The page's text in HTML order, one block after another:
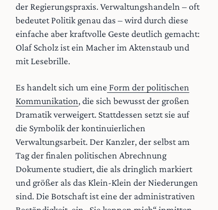
der Regierungspraxis. Verwaltungshandeln – oft
bedeutet Politik genau das – wird durch diese
einfache aber kraftvolle Geste deutlich gemacht:
Olaf Scholz ist ein Macher im Aktenstaub und
mit Lesebrille.
Es handelt sich um eine Form der politischen
Kommunikation, die sich bewusst der großen
Dramatik verweigert. Stattdessen setzt sie auf
die Symbolik der kontinuierlichen
Verwaltungsarbeit. Der Kanzler, der selbst am
Tag der finalen politischen Abrechnung
Dokumente studiert, die als dringlich markiert
und größer als das Klein-Klein der Niederungen
sind. Die Botschaft ist eine der administrativen